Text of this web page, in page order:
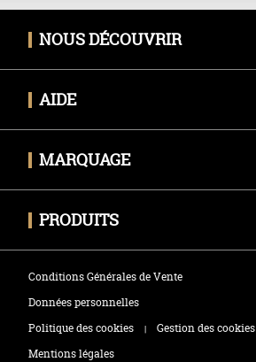
NOUS DÉCOUVRIR
Nous contacter
AIDE
Politique des retours
MARQUAGE
Zones de marquage
PRODUITS
Polos
Sweats
Conditions Générales de Vente
Données personnelles
Politique des cookies
|
Gestion des cookies
Mentions légales